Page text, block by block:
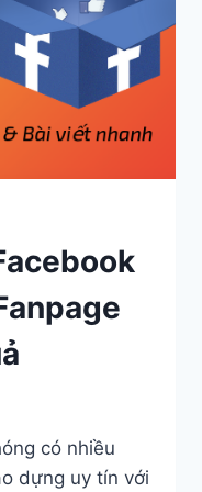
có nhiều
dựng uy tín với